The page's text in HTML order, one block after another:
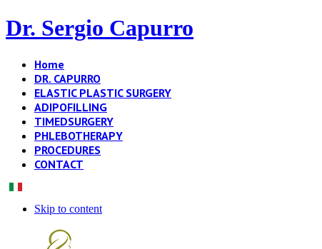
Dr. Sergio Capurro
Home
DR. CAPURRO
ELASTIC PLASTIC SURGERY
ADIPOFILLING
TIMEDSURGERY
PHLEBOTHERAPY
PROCEDURES
CONTACT
Skip to content